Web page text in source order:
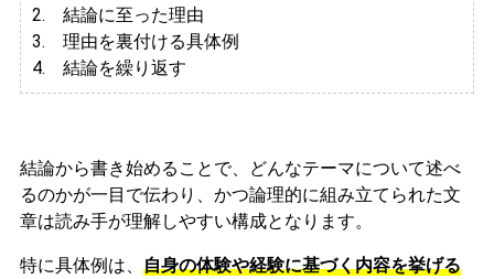
2. 結論に至った理由
3. 理由を裏付ける具体例
4. 結論を繰り返す
結論から書き始めることで、どんなテーマについて述べ
るのかが一目で伝わり、かつ論理的に組み立てられた文
章は読み手が理解しやすい構成となります。
特に具体例は、 自身の体験や経験に基づく内容を挙げる